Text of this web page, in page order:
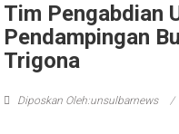
Tim Pengabdian
Pendampingan
Trigona
Diposkan Oleh:unsulbarnews